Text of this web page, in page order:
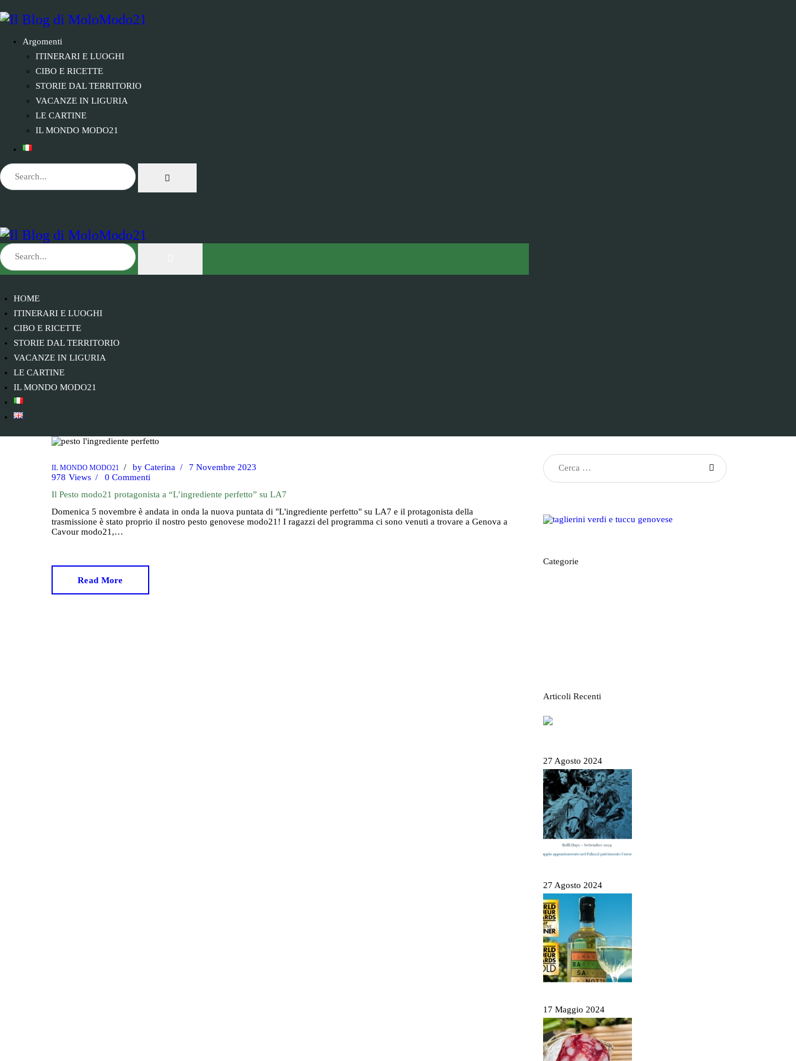
Argomenti
ITINERARI E LUOGHI
CIBO E RICETTE
STORIE DAL TERRITORIO
VACANZE IN LIGURIA
LE CARTINE
IL MONDO MODO21
HOME
ITINERARI E LUOGHI
CIBO E RICETTE
STORIE DAL TERRITORIO
VACANZE IN LIGURIA
LE CARTINE
IL MONDO MODO21
IL MONDO MODO21 by Caterina
7 Novembre 2023
978 Views 0 Commenti
Il Pesto modo21 protagonista a “L’ingrediente perfetto” su LA7
Domenica 5 novembre è andata in onda la nuova puntata di "L'ingrediente perfetto" su LA7 e il protagonista della
trasmissione è stato proprio il nostro pesto genovese modo21! I ragazzi del programma ci sono venuti a trovare a Genova a
Cavour modo21,…
Read More
Ricerca
per:
Categorie
Articoli Recenti
27 Agosto 2024
27 Agosto 2024
17 Maggio 2024